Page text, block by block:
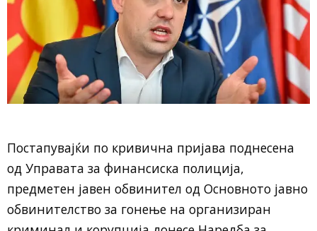
Постапувајќи по кривична пријава поднесена
од Управата за финансиска полиција,
предметен јавен обвинител од Основното јавно
обвинителство за гонење на организиран